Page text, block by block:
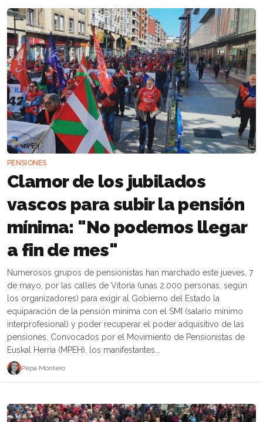
PENSIONES
Clamor de los jubilados
vascos para subir la pensión
mínima: "No podemos llegar
a fin de mes"
Numerosos grupos de pensionistas han marchado este jueves, 7
de mayo, por las calles de Vitoria (unas 2.000 personas, según
los organizadores) para exigir al Gobierno del Estado la
equiparación de la pensión mínima con el SMI (salario mínimo
interprofesional) y poder recuperar el poder adquisitivo de las
pensiones. Convocados por el Movimiento de Pensionistas de
Euskal Herria (MPEH), los manifestantes...
Pepa Montero